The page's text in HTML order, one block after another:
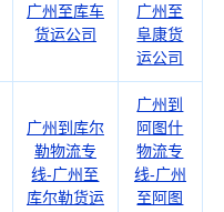
广州至库车
货运公司
广州至
阜康货
运公司
广州到库尔
勒物流专
线-广州至
库尔勒货运
广州到
阿图什
物流专
线-广州
至阿图